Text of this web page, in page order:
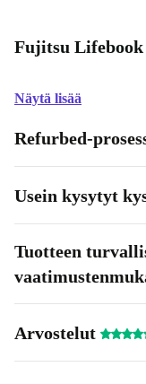
Fujitsu Lifebook
Näytä lisää
Refurbed-
Usein kysytyt
Tuotteen
Arvostelut